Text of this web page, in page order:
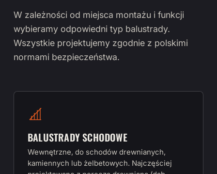
W zależności od miejsca montażu i funkcji
wybieramy odpowiedni typ balustrady.
Wszystkie projektujemy zgodnie z polskimi
normami bezpieczeństwa.
BALUSTRADY SCHODOWE
Wewnętrzne, do schodów drewnianych,
kamiennych lub żelbetowych. Najczęściej